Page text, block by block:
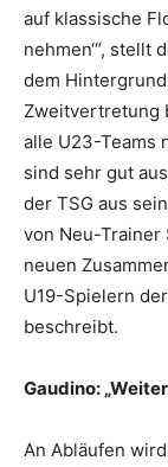
auf klassische
nehmen‘“, stellt
dem
Zweitvertretung
alle U23-Teams
sind sehr gut
der TSG aus
von Neu-Trainer
neuen
U19-Spielern
beschreibt.
Gaudino:
An Abläufen